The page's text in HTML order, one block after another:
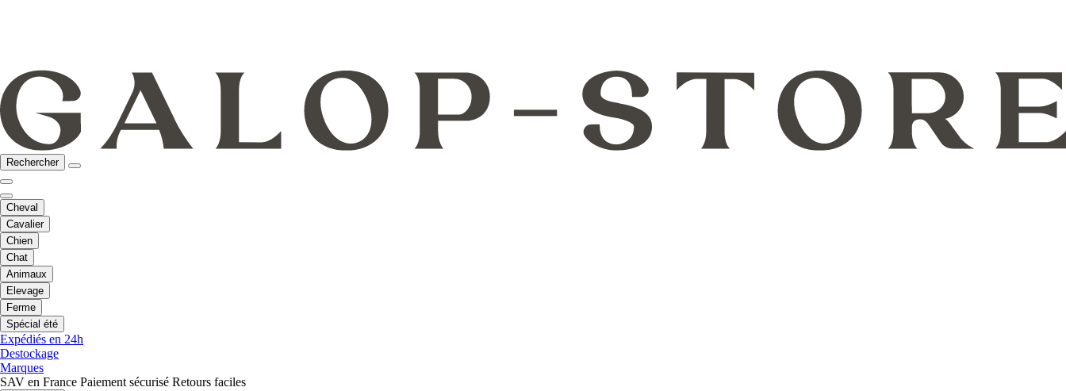
Rechercher
Cheval
Cavalier
Chien
Chat
Animaux
Elevage
Ferme
Spécial été
Expédiés en 24h
Destockage
Marques
SAV en France Paiement sécurisé Retours faciles